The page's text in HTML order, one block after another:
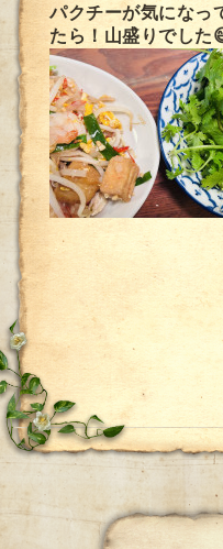
パクチーが気になっ
たら！山盛りでした